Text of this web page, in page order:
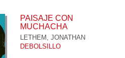
PAISAJE CON
MUCHACHA
LETHEM, JONATHAN
DEBOLSILLO